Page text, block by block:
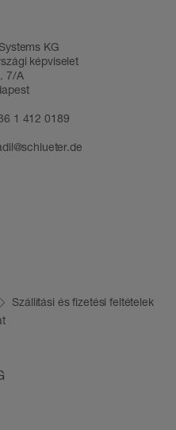
KG
képviselet
7/A
1 412 0189
Szállítási és fizetési feltételek